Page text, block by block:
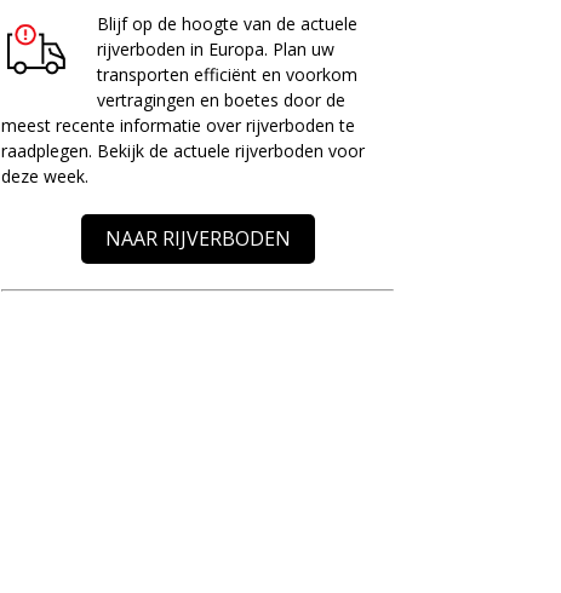
Blijf op de hoogte van de actuele
rijverboden in Europa. Plan uw
transporten efficiënt en voorkom
vertragingen en boetes door de
meest recente informatie over rijverboden te
raadplegen. Bekijk de actuele rijverboden voor
deze week.
NAAR RIJVERBODEN